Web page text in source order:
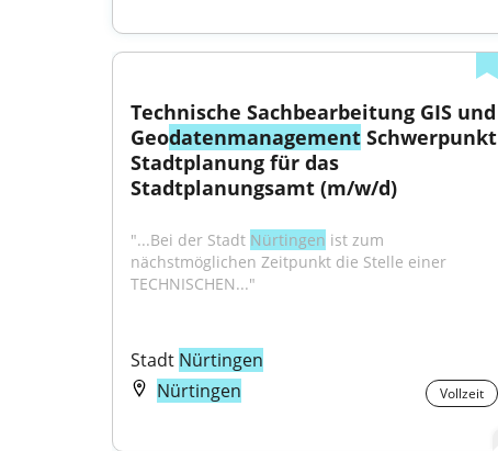
Technische Sachbearbeitung GIS und
Geodatenmanagement Schwerpunkt
Stadtplanung für das
Stadtplanungsamt (m/w/d)
"...Bei der Stadt Nürtingen ist zum
nächstmöglichen Zeitpunkt die Stelle einer
TECHNISCHEN..."
Stadt Nürtingen
Nürtingen
Vollzeit